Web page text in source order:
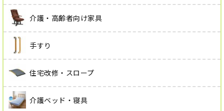
介護・高齢者向け家具
手すり
住宅改修・スロープ
介護ベッド・寝具